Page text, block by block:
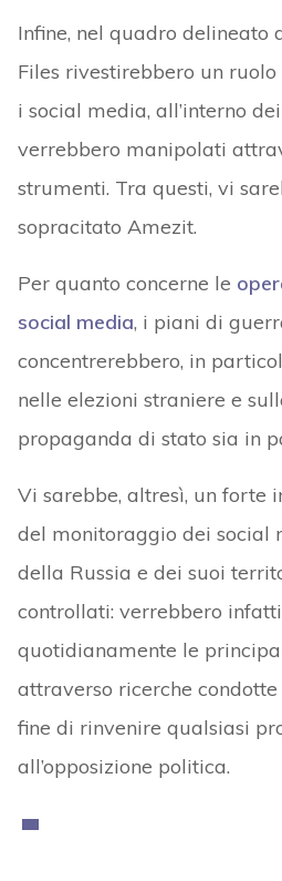
Infine, nel quadro delineato
Files rivestirebbero un
i social media, all’interno
verrebbero manipolati
strumenti. Tra questi, vi
sopracitato Amezit.
Per quanto concerne le
social media, i piani di
concentrerebbero, in
nelle elezioni straniere e
propaganda di stato sia in
Vi sarebbe, altresì, un forte
del monitoraggio dei social
della Russia e dei suoi
controllati: verrebbero
quotidianamente le
attraverso ricerche
fine di rinvenire qualsiasi
all’opposizione politica.